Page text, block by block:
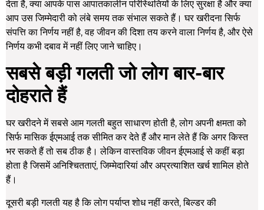
देता है, क्या आपके पास आपातकालीन परिस्थितियों के लिए सुरक्षा है और क्या
आप उस जिम्मेदारी को लंबे समय तक संभाल सकते हैं। घर खरीदना सिर्फ
संपत्ति का निर्णय नहीं है, वह जीवन की दिशा तय करने वाला निर्णय है, और ऐसे
निर्णय कभी दबाव में नहीं लिए जाने चाहिए।
सबसे बड़ी गलती जो लोग बार-बार
दोहराते हैं
घर खरीदने में सबसे आम गलती बहुत साधारण होती है, लोग अपनी क्षमता को
सिर्फ मासिक ईएमआई तक सीमित कर देते हैं और मान लेते हैं कि अगर किस्त
भर सकते हैं तो सब ठीक है। लेकिन वास्तविक जीवन ईएमआई से कहीं बड़ा
होता है जिसमें अनिश्चितताएं, जिम्मेदारियां और अप्रत्याशित खर्च शामिल होते
हैं।
दूसरी बड़ी गलती यह है कि लोग पर्याप्त शोध नहीं करते, बिल्डर की